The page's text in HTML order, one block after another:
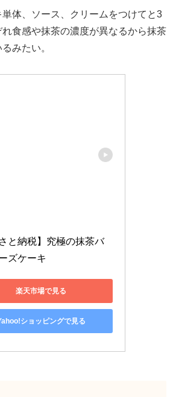
体、ソース、クリームをつけてと3
食感や抹茶の濃度が異なるから抹茶
みたい。
さと納税】究極の抹茶バ
ズケーキ
楽天市場で見る
ショッピングで見る